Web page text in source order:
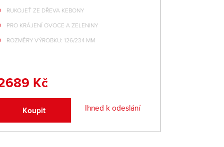
RUKOJEŤ ZE DŘEVA KEBONY
PRO KRÁJENÍ OVOCE A ZELENINY
ROZMĚRY VÝROBKU: 126/234 MM
Kč
Koupit Ihned k odeslání